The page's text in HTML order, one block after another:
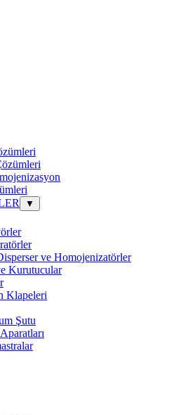
▼
ve Homojenizatörler
Kurutucular
Klapeleri
Şutu